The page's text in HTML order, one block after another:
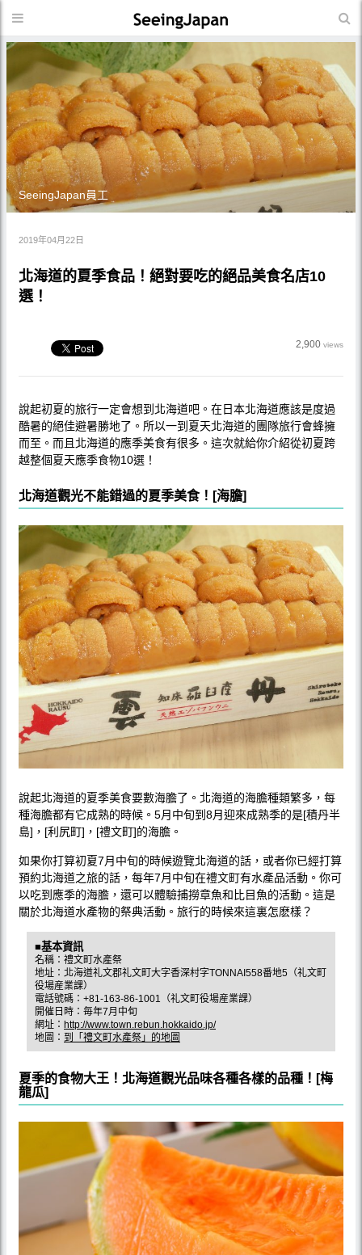
SeeingJapan員工
2019年04月22日
北海道的夏季食品！絕對要吃的絕品美食名店10
選！
2,900 views
說起初夏的旅行一定會想到北海道吧。在日本北海道應該是度過
酷暑的絕佳避暑勝地了。所以一到夏天北海道的團隊旅行會蜂擁
而至。而且北海道的應季美食有很多。這次就給你介紹從初夏跨
越整個夏天應季食物10選！
北海道觀光不能錯過的夏季美食！[海膽]
說起北海道的夏季美食要數海膽了。北海道的海膽種類繁多，每
種海膽都有它成熟的時候。5月中旬到8月迎來成熟季的是[積丹半
島]，[利尻町]，[禮文町]的海膽。
如果你打算初夏7月中旬的時候遊覽北海道的話，或者你已經打算
預約北海道之旅的話，每年7月中旬在禮文町有水產品活動。你可
以吃到應季的海膽，還可以體驗捕撈章魚和比目魚的活動。這是
關於北海道水產物的祭典活動。旅行的時候來這裏怎麽樣？
■基本資訊
名稱：禮文町水產祭
地址：北海道礼文郡礼文町大字香深村字TONNAI558番地5（礼文町
役場産業課）
電話號碼：+81-163-86-1001（礼文町役場産業課）
開催日時：毎年7月中旬
網址： http://www.town.rebun.hokkaido.jp/
地圖： 到「禮文町水產祭」的地圖
夏季的食物大王！北海道觀光品味各種各樣的品種！[梅
龍瓜]